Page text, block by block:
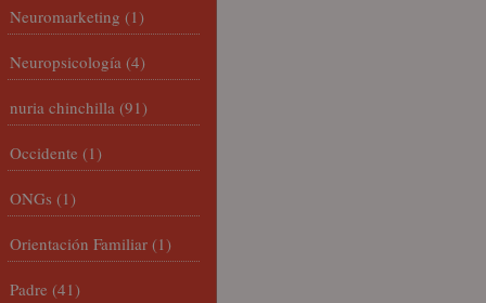
Neuromarketing (1)
Neuropsicología (4)
nuria chinchilla (91)
Occidente (1)
ONGs (1)
Orientación Familiar (1)
Padre (41)